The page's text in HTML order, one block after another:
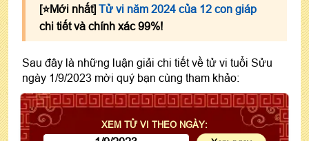
[⭐️Mới nhất] Tử vi năm 2024 của 12 con giáp
chi tiết và chính xác 99%!
Sau đây là những luận giải chi tiết về tử vi tuổi Sửu
ngày 1/9/2023 mời quý bạn cùng tham khảo:
XEM TỬ VI THEO NGÀY: